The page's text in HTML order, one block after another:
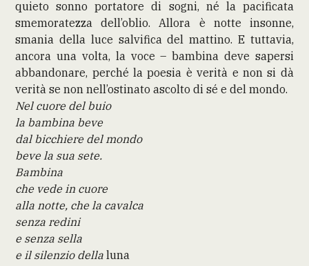
quieto sonno portatore di sogni, né la pacificata
smemoratezza dell’oblio. Allora è notte insonne,
smania della luce salvifica del mattino. E tuttavia,
ancora una volta, la voce – bambina deve sapersi
abbandonare, perché la poesia è verità e non si dà
verità se non nell’ostinato ascolto di sé e del mondo.
Nel cuore del buio
la bambina beve
dal bicchiere del mondo
beve la sua sete.
Bambina
che vede in cuore
alla notte, che la cavalca
senza redini
e senza sella
e il silenzio dellaluna